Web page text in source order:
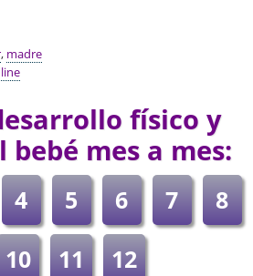
, madre
físico y
mes a mes:
4 5 6 7
8
10 11 12